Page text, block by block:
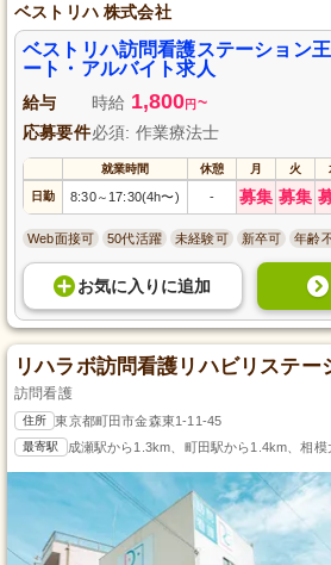
ベストリハ 株式会社
ベストリハ訪問看護ステーション
ート・アルバイト求人
給与 時給 1,800円 ~
応募要件必須: 作業療法士
就業時間 休憩 月 火
日勤 8:30～ 17:30(4h〜) - 募集 募集
Web面接可 50代活躍 未経験可 新卒可 年齢
お気に入り に追加
リハラボ訪問看護リハビリステー
訪問看護
住所 東京都町田市金森東1-11-45
最寄駅 成瀬駅から1.3km、町田駅から1.4km、相